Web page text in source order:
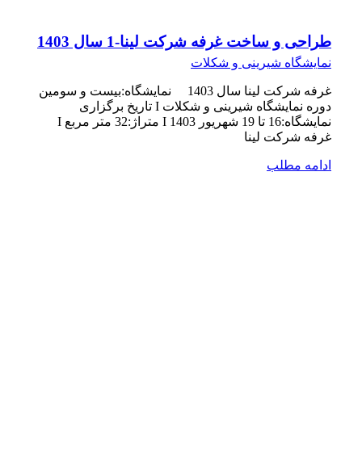
طراحی و ساخت غرفه شرکت لینا-1 سال 1403
نمایشگاه شیرینی و شکلات
غرفه شرکت لینا سال 1403 نمایشگاه:بیست و سومین
دوره نمایشگاه شیرینی و شکلات I تاریخ برگزاری
نمایشگاه:16 تا 19 شهریور 1403 I متراژ:32 متر مربع I
غرفه شرکت لینا
ادامه مطلب